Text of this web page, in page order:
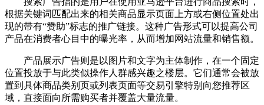
根据关键词匹配出来的相关商品显示页面上方或右侧位置处出
现的带有“赞助”标志的推广链接。这种广告形式可以提高公司
产品在消费者心目中的曝光率，从而增加网站流量和销售额。
产品展示广告则是以图片和文字为主体制作，在一个固定
位置投放于与此类似操作人群感兴趣之楼层。它们通常会被放
置到具体商品类别页或列表页面等交易引擎特别向您推荐区
域，直接面向所需购买者并覆盖大量流量。